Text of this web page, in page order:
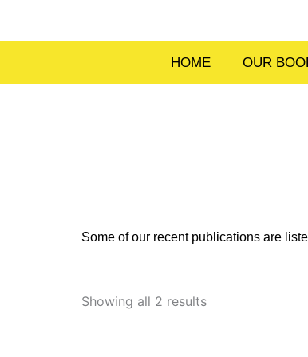
HOME OUR
Some of our recent publications are
Showing all 2 resultsby